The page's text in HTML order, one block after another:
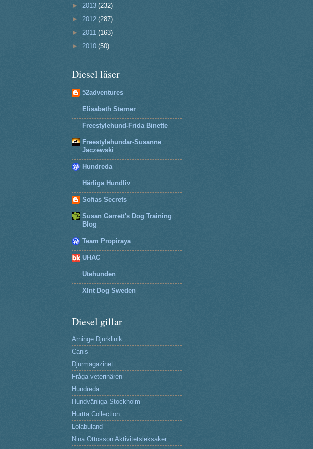
► 2013 (232)
► 2012 (287)
► 2011 (163)
► 2010 (50)
Diesel läser
52adventures
Elisabeth Sterner
Freestylehund-Frida Binette
Freestylehundar-Susanne
Jaczewski
Hundreda
Härliga Hundliv
Sofias Secrets
Susan Garrett's Dog Training
Blog
Team Propiraya
UHAC
Utehunden
Xlnt Dog Sweden
Diesel gillar
Arninge Djurklinik
Canis
Djurmagazinet
Fråga veterinären
Hundreda
Hundvänliga Stockholm
Hurtta Collection
Lolabuland
Nina Ottosson Aktivitetsleksaker